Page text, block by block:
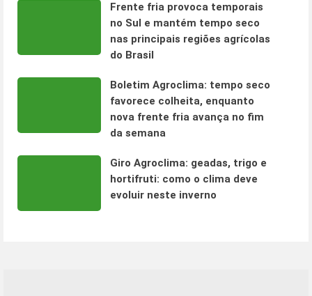
Frente fria provoca temporais
no Sul e mantém tempo seco
nas principais regiões agrícolas
do Brasil
Boletim Agroclima: tempo seco
favorece colheita, enquanto
nova frente fria avança no fim
da semana
Giro Agroclima: geadas, trigo e
hortifruti: como o clima deve
evoluir neste inverno